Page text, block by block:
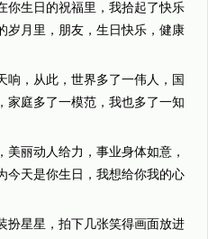
你生日的祝福里，我拾起了快乐
岁月里，朋友，生日快乐，健康
响，从此，世界多了一伟人，国
家庭多了一模范，我也多了一知
丽动人给力，事业身体如意，
今天是你生日，我想给你我的心
扮星星，拍下几张笑得画面放进